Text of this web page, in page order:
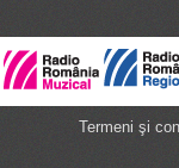
Termeni şi